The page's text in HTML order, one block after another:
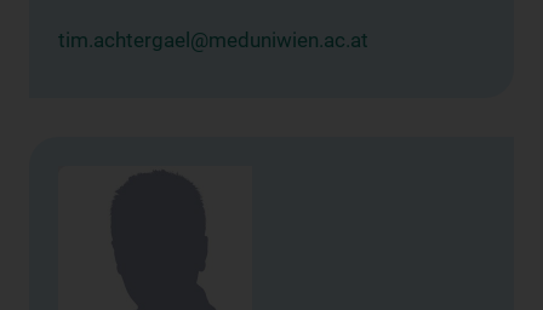
tim.achtergael@meduniwien.ac.at